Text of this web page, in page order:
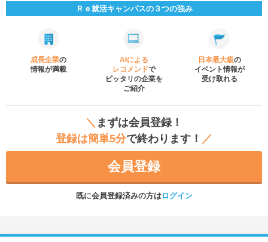
Ｒｅ就活キャンパスの３つの強み
成長企業の
情報が満載
AIによる
レコメンドで
ピッタリの企業を
ご紹介
日本最大級の
イベント情報が
受け取れる
＼ まずは会員登録！
登録は簡単5分で終わります！ ／
会員登録
既に会員登録済みの方はログイン